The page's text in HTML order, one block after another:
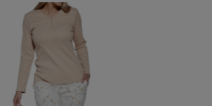
do koszyka